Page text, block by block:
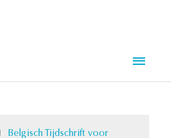
Belgisch Tijdschrift voor